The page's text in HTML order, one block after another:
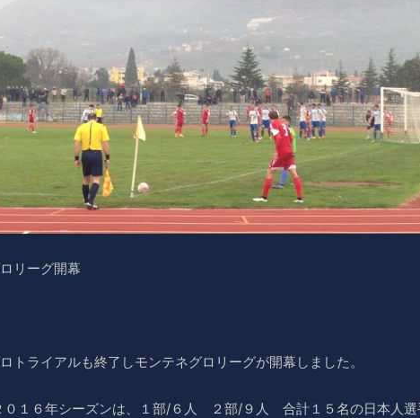
リーグ開幕
トライアルも終了しモンテネグロリーグが開幕しました。
０１６年シーズンは、１部/６人 ２部/９人 合計１５名の日本人選